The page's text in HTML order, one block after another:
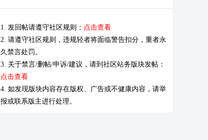
1. 发回帖请遵守社区规则： 点击查看
2. 请遵守社区规则，违规轻者将面临警告扣分，重者永
久禁言处罚。
3. 关于禁言/删帖/申诉/建议，请到社区站务版块发帖：
点击查看
4. 如发现版块内容存在版权、广告或不健康内容，请举
报或联系版主进行处理。